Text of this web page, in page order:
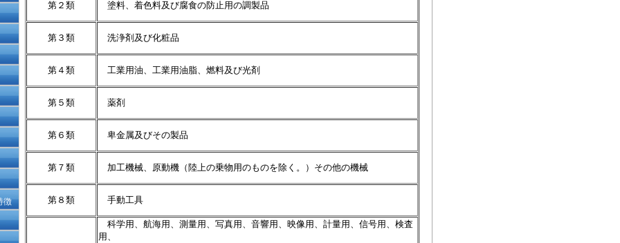
第２類 塗料、着色料及び腐食の防止用の調製品
第３類 洗浄剤及び化粧品
第４類 工業用油、工業用油脂、燃料及び光剤
第５類 薬剤
第６類 卑金属及びその製品
第７類 加工機械、原動機（陸上の乗物用のものを除く。）その他の機械
第８類 手動工具
科学用、航海用、測量用、写真用、音響用、映像用、計量用、信号用、検査
用、
徴